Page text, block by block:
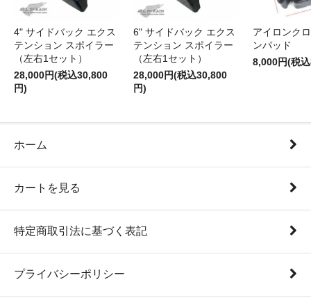
4" サイドバック エクス
テンション スポイラー
（左右1セット）
28,000円(税込30,800
円)
6" サイドバック エクス
テンション スポイラー
（左右1セット）
28,000円(税込30,800
円)
アイロンク
ンパッド
8,000円(税
ホーム
カートを見る
特定商取引法に基づく表記
プライバシーポリシー